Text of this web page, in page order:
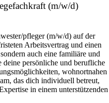
(m/w/d)
pfleger (m/w/d) auf der
Arbeitsvertrag und einen
auch eine familiäre und
persönliche und berufliche
wohnortnahen
das dich individuell betreut,
in einem unterstützenden